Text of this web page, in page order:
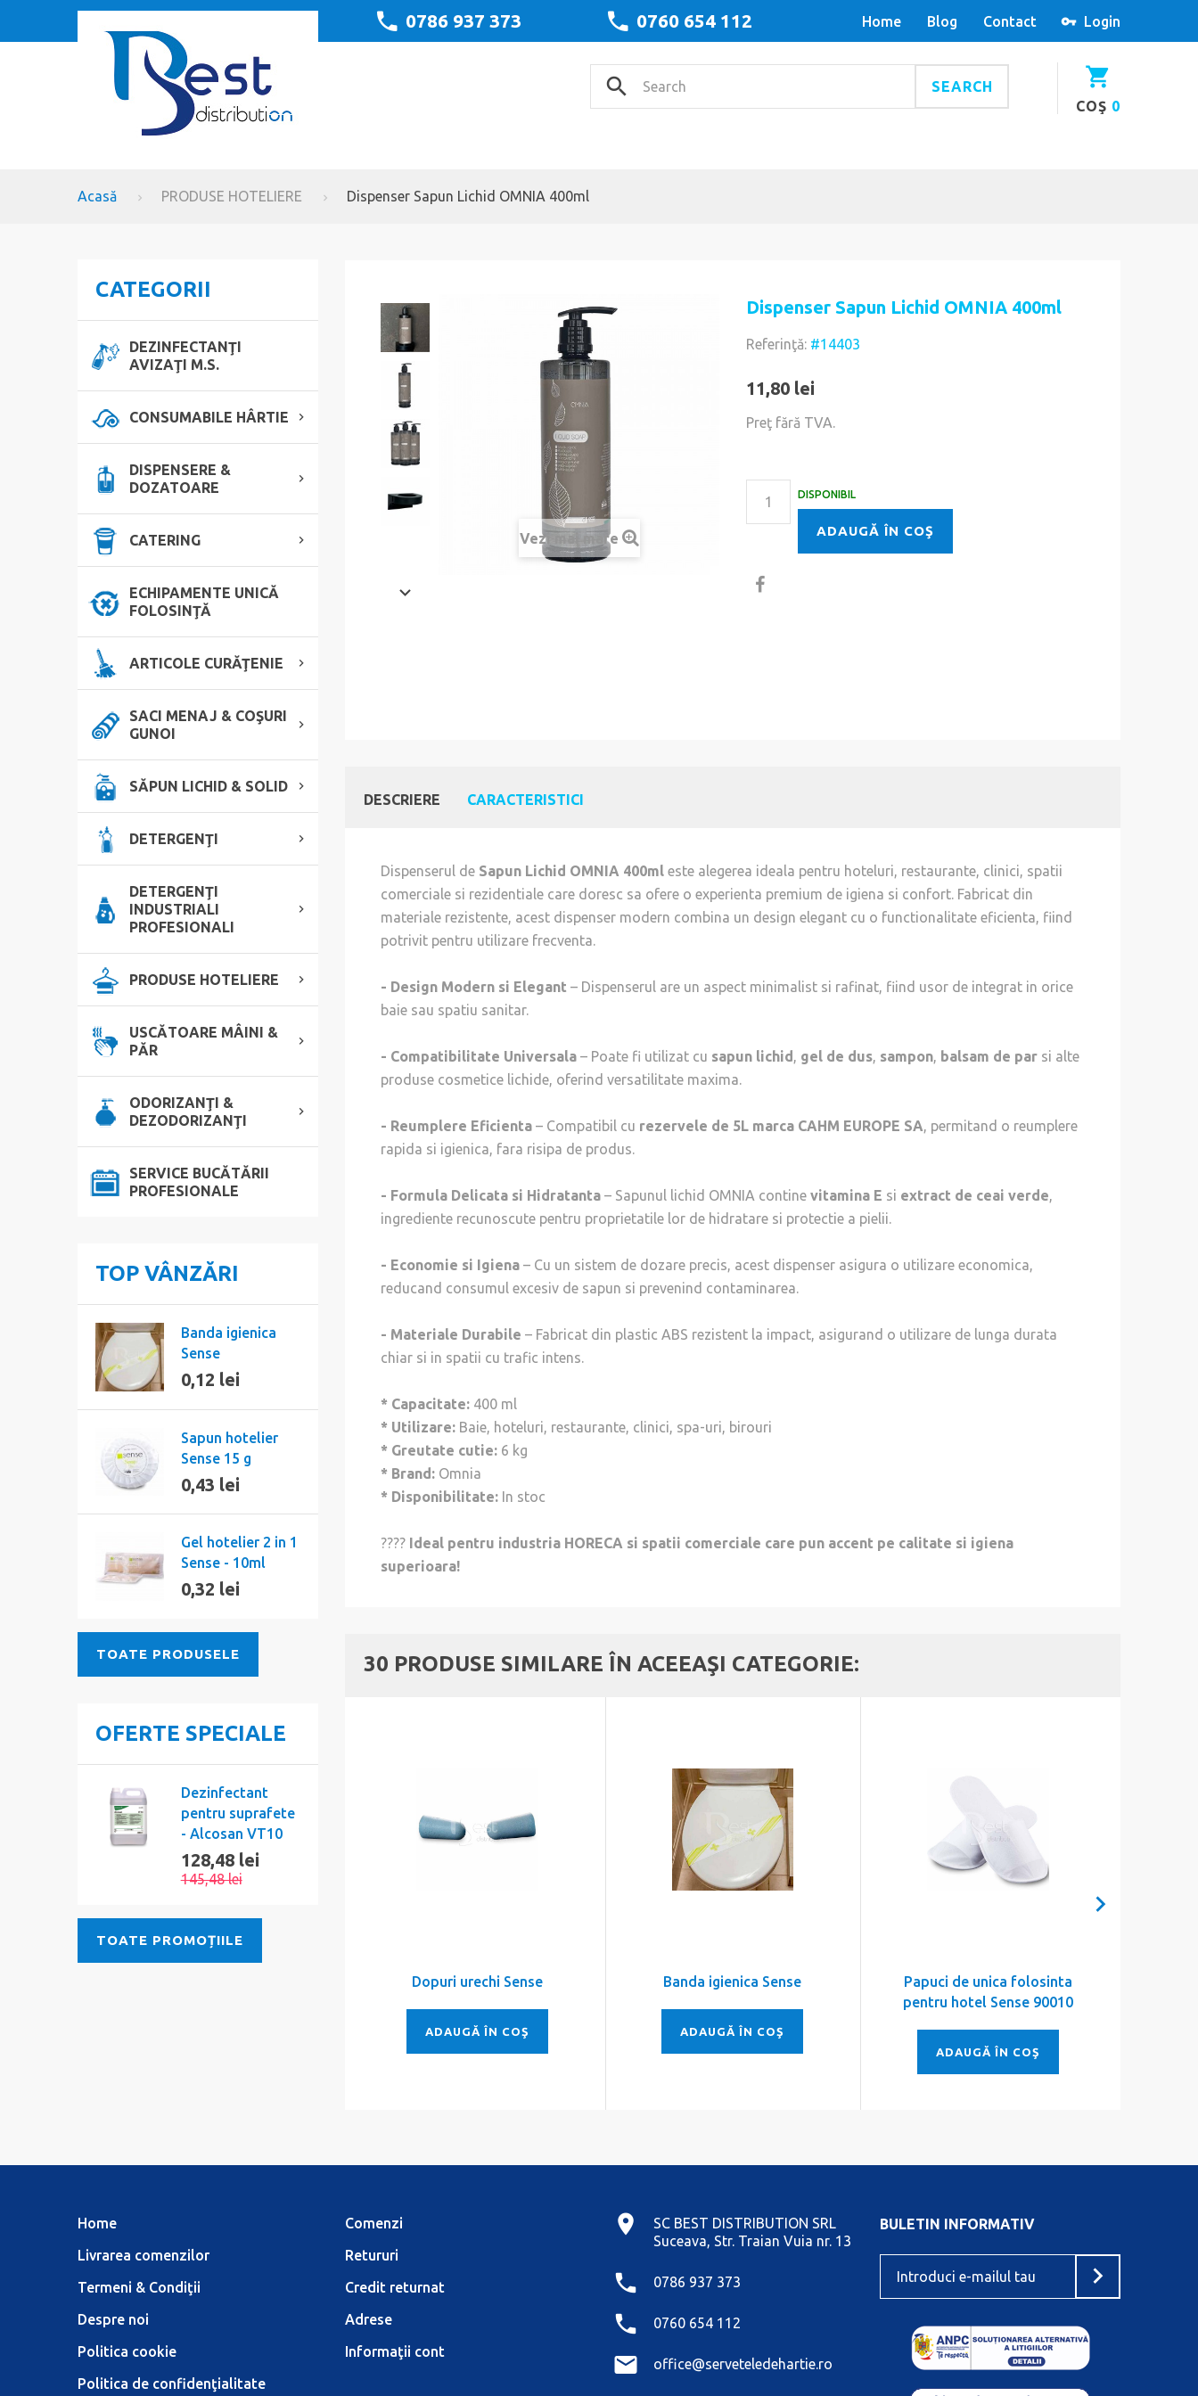
Login
Home Blog Contact
0760 654 112
0786 937 373
COŞ 0
SEARCH
Acasă PRODUSE HOTELIERE Dispenser Sapun Lichid OMNIA 400ml
Vezi mai mare
Dispenser Sapun Lichid OMNIA 400ml
Referinţă: #14403
11,80 lei
Preţ fără TVA.
DISPONIBIL
ADAUGĂ ÎN COŞ
DESCRIERE CARACTERISTICI
Dispenserul de Sapun Lichid OMNIA 400ml este alegerea ideala pentru hoteluri, restaurante, clinici, spatii
comerciale si rezidentiale care doresc sa ofere o experienta premium de igiena si confort. Fabricat din
materiale rezistente, acest dispenser modern combina un design elegant cu o functionalitate eficienta, fiind
potrivit pentru utilizare frecventa.
- Design Modern si Elegant – Dispenserul are un aspect minimalist si rafinat, fiind usor de integrat in orice
baie sau spatiu sanitar.
- Compatibilitate Universala – Poate fi utilizat cu sapun lichid, gel de dus, sampon, balsam de par si alte
produse cosmetice lichide, oferind versatilitate maxima.
- Reumplere Eficienta – Compatibil cu rezervele de 5L marca CAHM EUROPE SA, permitand o reumplere
rapida si igienica, fara risipa de produs.
- Formula Delicata si Hidratanta – Sapunul lichid OMNIA contine vitamina E si extract de ceai verde,
ingrediente recunoscute pentru proprietatile lor de hidratare si protectie a pielii.
- Economie si Igiena – Cu un sistem de dozare precis, acest dispenser asigura o utilizare economica,
reducand consumul excesiv de sapun si prevenind contaminarea.
- Materiale Durabile – Fabricat din plastic ABS rezistent la impact, asigurand o utilizare de lunga durata
chiar si in spatii cu trafic intens.
* Capacitate: 400 ml
* Utilizare: Baie, hoteluri, restaurante, clinici, spa-uri, birouri
* Greutate cutie: 6 kg
* Brand: Omnia
* Disponibilitate: In stoc
???? Ideal pentru industria HORECA si spatii comerciale care pun accent pe calitate si igiena
superioara!
30 PRODUSE SIMILARE ÎN ACEEAŞI CATEGORIE:
Dopuri urechi Sense
ADAUGĂ ÎN COŞ
Banda igienica Sense
ADAUGĂ ÎN COŞ
Papuci de unica folosinta
pentru hotel Sense 90010
ADAUGĂ ÎN COŞ
CATEGORII
DEZINFECTANŢI
AVIZAŢI M.S.
CONSUMABILE HÂRTIE
DISPENSERE &
DOZATOARE
CATERING
ECHIPAMENTE UNICĂ
FOLOSINŢĂ
ARTICOLE CURĂŢENIE
SACI MENAJ & COŞURI
GUNOI
SĂPUN LICHID & SOLID
DETERGENŢI
DETERGENŢI
INDUSTRIALI
PROFESIONALI
PRODUSE HOTELIERE
USCĂTOARE MÂINI &
PĂR
ODORIZANŢI &
DEZODORIZANŢI
SERVICE BUCĂTĂRII
PROFESIONALE
TOP VÂNZĂRI
Banda igienica
Sense
0,12 lei
Sapun hotelier
Sense 15 g
0,43 lei
Gel hotelier 2 in 1
Sense - 10ml
0,32 lei
TOATE PRODUSELE
OFERTE SPECIALE
Dezinfectant
pentru suprafete
- Alcosan VT10
128,48 lei
145,48 lei
TOATE PROMOȚIILE
Home
Livrarea comenzilor
Termeni & Condiţii
Despre noi
Politica cookie
Politica de confidenţialitate
Comenzi
Retururi
Credit returnat
Adrese
Informaţii cont
SC BEST DISTRIBUTION SRL
Suceava, Str. Traian Vuia nr. 13
0786 937 373
0760 654 112
office@serveteledehartie.ro
BULETIN INFORMATIV